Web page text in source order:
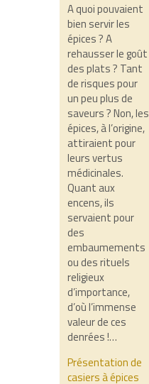
A quoi pouvaient
bien servir les
épices ? A
rehausser le goût
des plats ? Tant
de risques pour
un peu plus de
saveurs ? Non, les
épices, à l’origine,
attiraient pour
leurs vertus
médicinales.
Quant aux
encens, ils
servaient pour
des
embaumements
ou des rituels
religieux
d’importance,
d’où l’immense
valeur de ces
denrées !…
Présentation de
casiers à épices